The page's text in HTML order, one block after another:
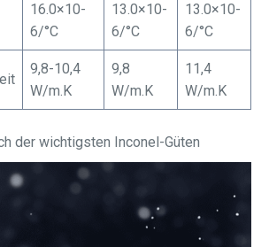
16.0×10-
6/°C
13.0×10-
6/°C
13.0×10-
6/°C
9,8-10,4
W/m.K
9,8
W/m.K
11,4
W/m.K
der wichtigsten Inconel-Güten